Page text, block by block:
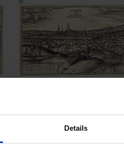
Details
Niederösterreich zum Symbol für
die Verbindung von Tradition und
Vision, architektonisch verwirklicht
im Gegenüber von...